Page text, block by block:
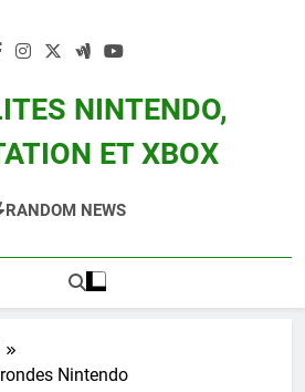
NINTENDO,
ET XBOX
Pokemon Entre Autres
RANDOM NEWS
Nintendo